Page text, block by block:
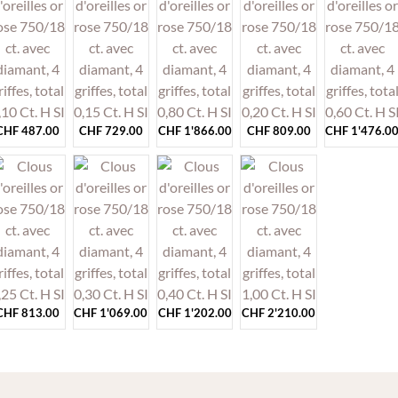
487.00 CHF729.00 CHF1'866.00 CHF809.00 CHF
813.00 CHF 1'069.00 CHF1'202.00 CHF2'210.00